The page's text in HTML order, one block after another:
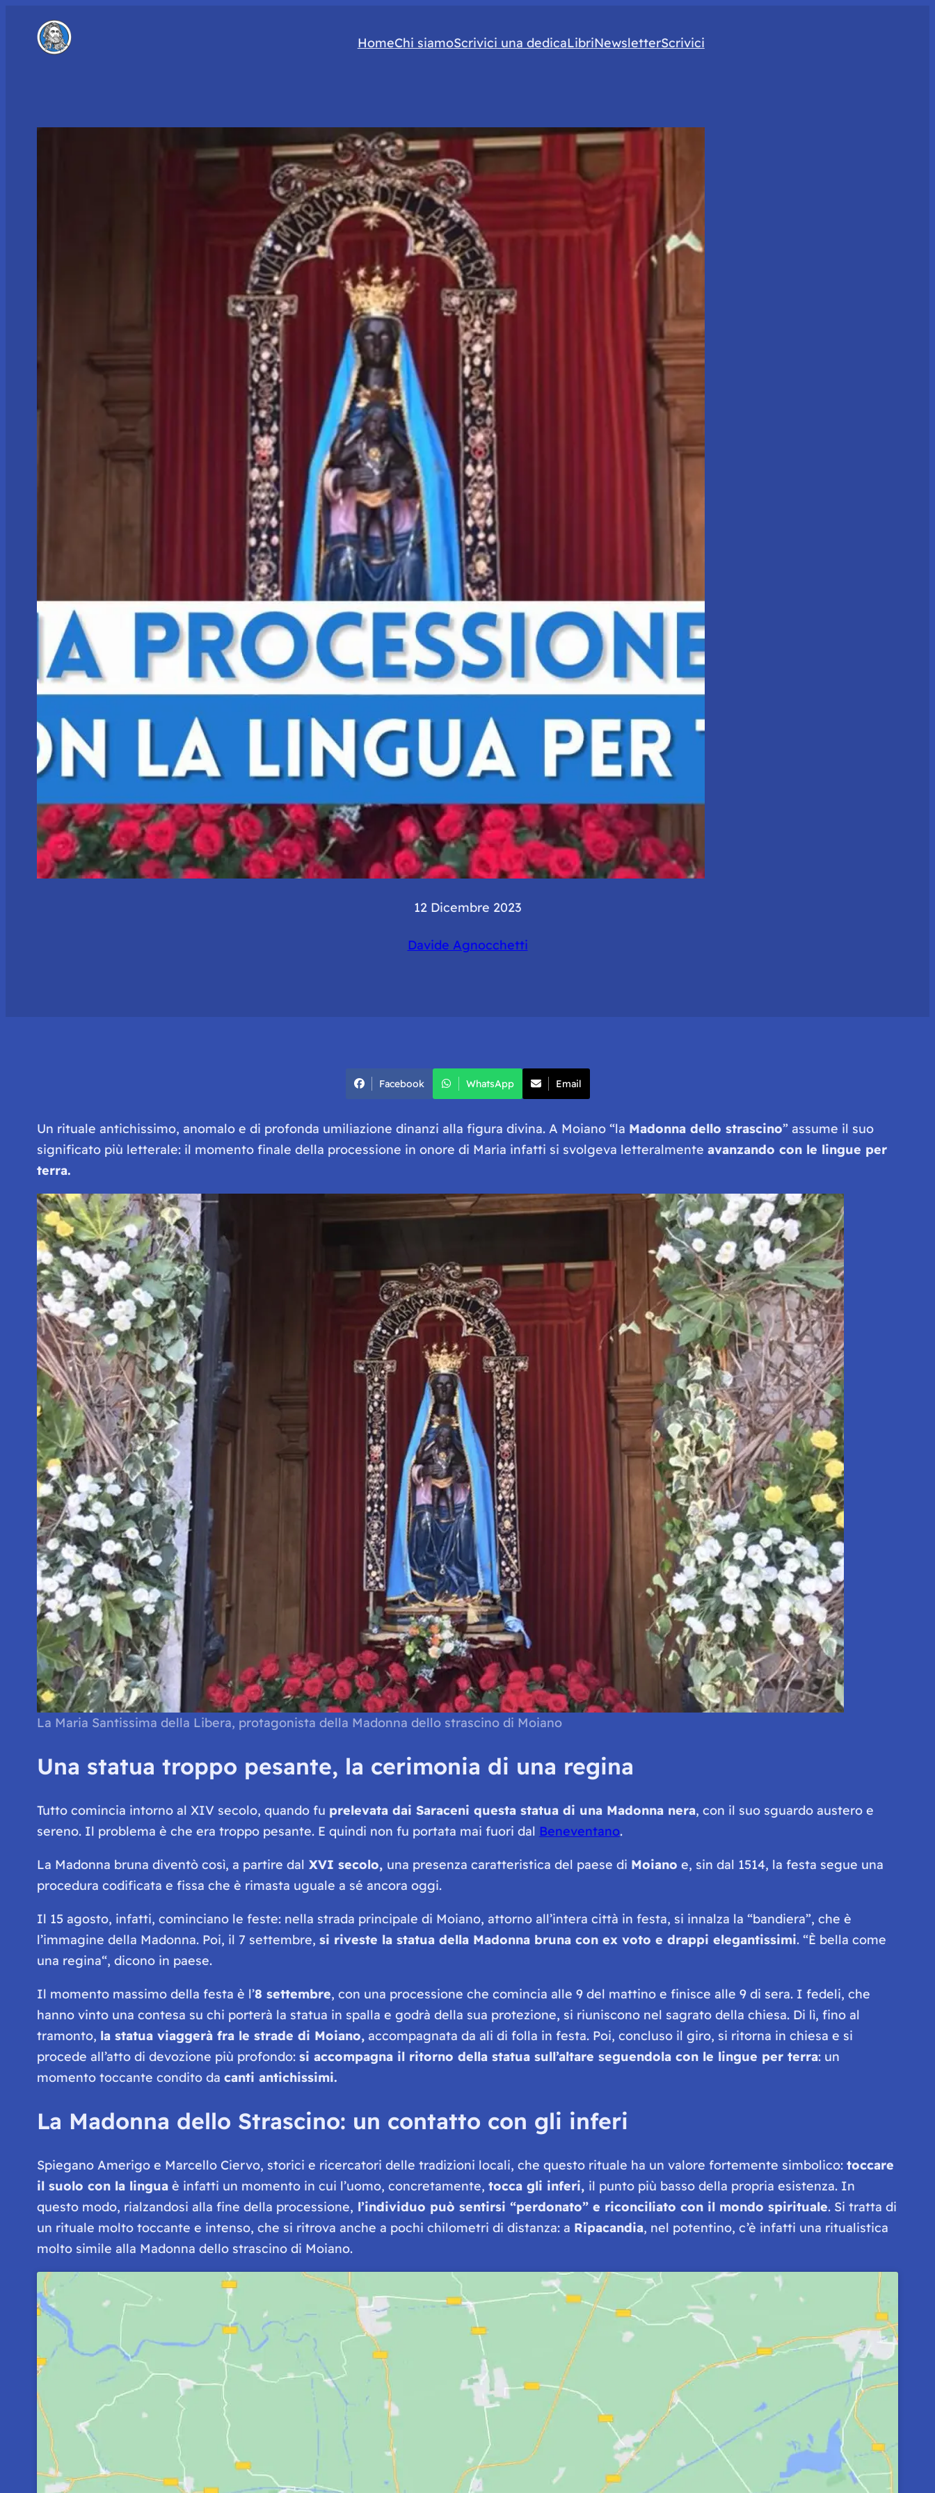
HomeChi siamoScrivici una dedicaLibriNewsletterScrivici
12 Dicembre 2023
Davide Agnocchetti
Facebook WhatsApp Email
Un rituale antichissimo, anomalo e di profonda umiliazione dinanzi alla figura divina. A Moiano “la Madonna dello strascino” assume il suo
significato più letterale: il momento finale della processione in onore di Maria infatti si svolgeva letteralmente avanzando con le lingue per
terra.
La Maria Santissima della Libera, protagonista della Madonna dello strascino di Moiano
Una statua troppo pesante, la cerimonia di una regina
Tutto comincia intorno al XIV secolo, quando fu prelevata dai Saraceni questa statua di una Madonna nera, con il suo sguardo austero e
sereno. Il problema è che era troppo pesante. E quindi non fu portata mai fuori dal Beneventano.
La Madonna bruna diventò così, a partire dal XVI secolo, una presenza caratteristica del paese di Moiano e, sin dal 1514, la festa segue una
procedura codificata e fissa che è rimasta uguale a sé ancora oggi.
Il 15 agosto, infatti, cominciano le feste: nella strada principale di Moiano, attorno all’intera città in festa, si innalza la “bandiera”, che è
l’immagine della Madonna. Poi, il 7 settembre, si riveste la statua della Madonna bruna con ex voto e drappi elegantissimi. “È bella come
una regina“, dicono in paese.
Il momento massimo della festa è l’8 settembre, con una processione che comincia alle 9 del mattino e finisce alle 9 di sera. I fedeli, che
hanno vinto una contesa su chi porterà la statua in spalla e godrà della sua protezione, si riuniscono nel sagrato della chiesa. Di lì, fino al
tramonto, la statua viaggerà fra le strade di Moiano,accompagnata da ali di folla in festa. Poi, concluso il giro, si ritorna in chiesa e si
procede all’atto di devozione più profondo: si accompagna il ritorno della statua sull’altare seguendola con le lingue per terra: un
momento toccante condito da canti antichissimi.
La Madonna dello Strascino: un contatto con gli inferi
Spiegano Amerigo e Marcello Ciervo, storici e ricercatori delle tradizioni locali, che questo rituale ha un valore fortemente simbolico: toccare
il suolo con la linguaè infatti un momento in cui l’uomo, concretamente, tocca gli inferi, il punto più basso della propria esistenza. In
questo modo, rialzandosi alla fine della processione, l’individuo può sentirsi “perdonato” e riconciliato con il mondo spirituale. Si tratta di
un rituale molto toccante e intenso, che si ritrova anche a pochi chilometri di distanza: a Ripacandia, nel potentino, c’è infatti una ritualistica
molto simile alla Madonna dello strascino di Moiano.